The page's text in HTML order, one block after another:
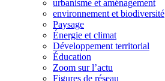
urbanisme et aménagement
environnement et biodiversité
Paysage
Énergie et climat
Développement territorial
Éducation
Zoom sur l’actu
Figures de réseau